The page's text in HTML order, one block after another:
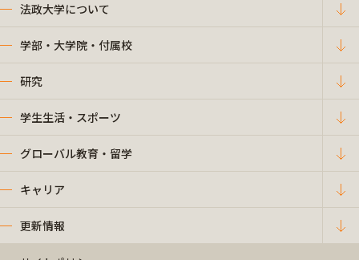
法政大学について
学部・大学院・付属校
研究
学生生活・スポーツ
グローバル教育・留学
キャリア
更新情報